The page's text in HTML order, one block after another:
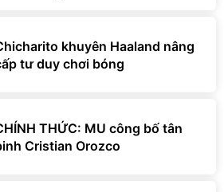
khuyên Haaland nâng
tư duy chơi bóng
THỨC: MU công bố tân
Cristian Orozco